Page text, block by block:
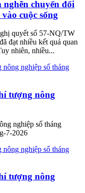
nghẽn chuyển đổi
cuộc sống
quyết số 57-NQ/TW
đạt nhiều kết quả quan
nhiên, nhiều...
tượng nông
nghiệp số tháng
7-2026
tượng nông